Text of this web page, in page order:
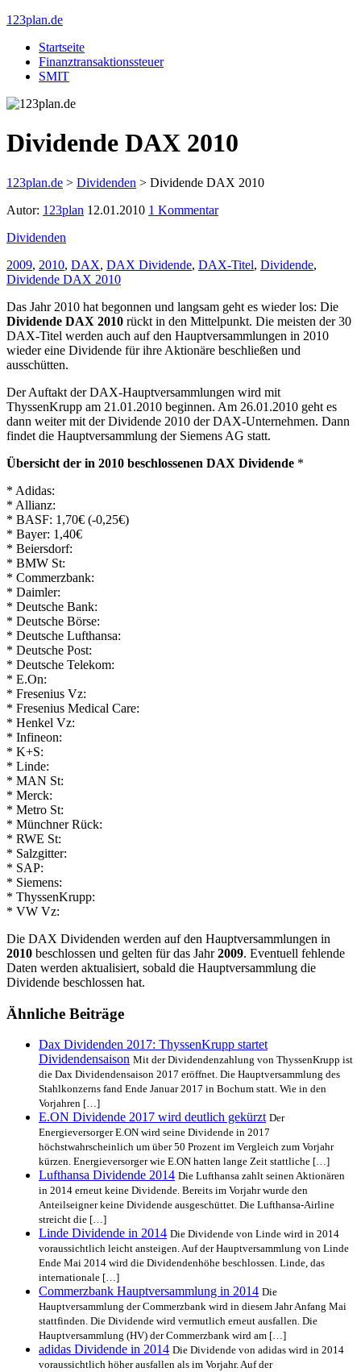
123plan.de
Startseite
Finanztransaktionssteuer
SMIT
Dividende DAX 2010
123plan.de > Dividenden > Dividende DAX 2010
Autor: 123plan 12.01.2010 1 Kommentar
Dividenden
2009, 2010, DAX, DAX Dividende, DAX-Titel, Dividende,
Dividende DAX 2010
Das Jahr 2010 hat begonnen und langsam geht es wieder los: Die
Dividende DAX 2010 rückt in den Mittelpunkt. Die meisten der 30
DAX-Titel werden auch auf den Hauptversammlungen in 2010
wieder eine Dividende für ihre Aktionäre beschließen und
ausschütten.
Der Auftakt der DAX-Hauptversammlungen wird mit
ThyssenKrupp am 21.01.2010 beginnen. Am 26.01.2010 geht es
dann weiter mit der Dividende 2010 der DAX-Unternehmen. Dann
findet die Hauptversammlung der Siemens AG statt.
Übersicht der in 2010 beschlossenen DAX Dividende *
* Adidas:
* Allianz:
* BASF: 1,70€ (-0,25€)
* Bayer: 1,40€
* Beiersdorf:
* BMW St:
* Commerzbank:
* Daimler:
* Deutsche Bank:
* Deutsche Börse:
* Deutsche Lufthansa:
* Deutsche Post:
* Deutsche Telekom:
* E.On:
* Fresenius Vz:
* Fresenius Medical Care:
* Henkel Vz:
* Infineon:
* K+S:
* Linde:
* MAN St:
* Merck:
* Metro St:
* Münchner Rück:
* RWE St:
* Salzgitter:
* SAP:
* Siemens:
* ThyssenKrupp:
* VW Vz:
Die DAX Dividenden werden auf den Hauptversammlungen in
2010 beschlossen und gelten für das Jahr2009. Eventuell fehlende
Daten werden aktualisiert, sobald die Hauptversammlung die
Dividende beschlossen hat.
Ähnliche Beiträge
Dax Dividenden 2017: ThyssenKrupp startet
Dividendensaison Mit der Dividendenzahlung von ThyssenKrupp ist
die Dax Dividendensaison 2017 eröffnet. Die Hauptversammlung des
Stahlkonzerns fand Ende Januar 2017 in Bochum statt. Wie in den
Vorjahren […]
E.ON Dividende 2017 wird deutlich gekürzt Der
Energieversorger E.ON wird seine Dividende in 2017
höchstwahrscheinlich um über 50 Prozent im Vergleich zum Vorjahr
kürzen. Energieversorger wie E.ON hatten lange Zeit stattliche […]
Lufthansa Dividende 2014 Die Lufthansa zahlt seinen Aktionären
in 2014 erneut keine Dividende. Bereits im Vorjahr wurde den
Anteilseigner keine Dividende ausgeschüttet. Die Lufthansa-Airline
streicht die […]
Linde Dividende in 2014 Die Dividende von Linde wird in 2014
voraussichtlich leicht ansteigen. Auf der Hauptversammlung von Linde
Ende Mai 2014 wird die Dividendenhöhe beschlossen. Linde, das
internationale […]
Commerzbank Hauptversammlung in 2014 Die
Hauptversammlung der Commerzbank wird in diesem Jahr Anfang Mai
stattfinden. Die Dividende wird vermutlich erneut ausfallen. Die
Hauptversammlung (HV) der Commerzbank wird am […]
adidas Dividende in 2014 Die Dividende von adidas wird in 2014
voraussichtlich höher ausfallen als im Vorjahr. Auf der